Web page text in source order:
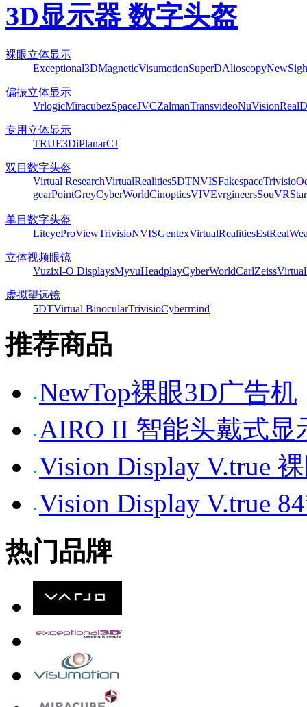
3D显示器 数字头盔
裸眼立体显示
Exceptional3DMagneticVisumotionSuperDAlioscopy
偏振立体显示
VrlogicMiracubezSpaceJVCZalmanTransvideoNuVisionRealD
专用立体显示
TRUE3DiPlanarCJ
双目数字头盔
Virtual ResearchVirtualRealities5DTNVISFakespaceTrivisio
gearPointGreyCyberWorldCinopticsVIVEvrgineersSouVR
单目数字头盔
LiteyeProViewTrivisioNVISGentexVirtualRealitiesEst
立体视频眼镜
VuzixI-O DisplaysMyvuHeadplayCyberWorldCarlZeiss
虚拟望远镜
5DTVirtual BinocularTrivisioCybermind
推荐商品
NewTop裸眼3D广告机
AIRO II 智能头戴式显
Vision Display V.true
Vision Display V.true
热门品牌